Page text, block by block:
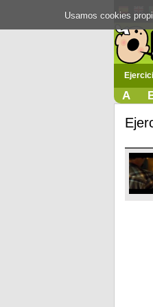
A
Usamos cookies